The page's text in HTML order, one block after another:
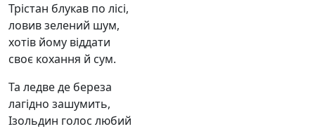
Трістан блукав по лісі,
ловив зелений шум,
хотів йому віддати
своє кохання й сум.
Та ледве де береза
лагідно зашумить,
Ізольдин голос любий